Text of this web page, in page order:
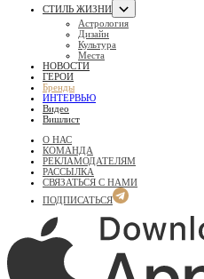
СТИЛЬ ЖИЗНИ
Астрология
Дизайн
Культура
Места
НОВОСТИ
ГЕРОИ
Бренды
ИНТЕРВЬЮ
Видео
Вишлист
О НАС
КОМАНДА
РЕКЛАМОДАТЕЛЯМ
РАССЫЛКА
СВЯЗАТЬСЯ С НАМИ
ПОДПИСАТЬСЯ